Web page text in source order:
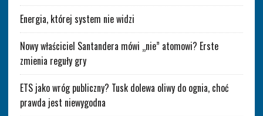
Energia, której system nie widzi
Nowy właściciel Santandera mówi „nie” atomowi? Erste
zmienia reguły gry
ETS jako wróg publiczny? Tusk dolewa oliwy do ognia, choć
prawda jest niewygodna